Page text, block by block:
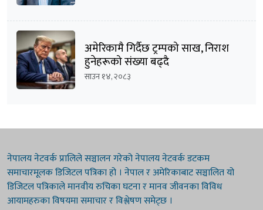
अमेरिकामै गिर्दैछ ट्रम्पको साख, निराश
हुनेहरूको संख्या बढ्दै
साउन १४, २०८३
नेपालय नेटवर्क प्रालिले सञ्चालन गरेको नेपालय नेटवर्क डटकम
समाचारमूलक डिजिटल पत्रिका हो । नेपाल र अमेरिकाबाट सञ्चालित यो
डिजिटल पत्रिकाले मानवीय रुचिका घटना र मानव जीवनका विविध
आयामहरुका विषयमा समाचार र विश्लेषण समेट्छ ।